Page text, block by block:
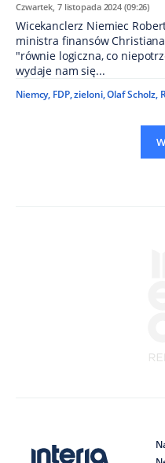
Czwartek, 7 listopada 2024 (09:26)
Wicekanclerz Niemiec
ministra finansów Christiana
"równie logiczna, co
wydaje nam się...
Niemcy, FDP,zieloni,Olaf Scholz,